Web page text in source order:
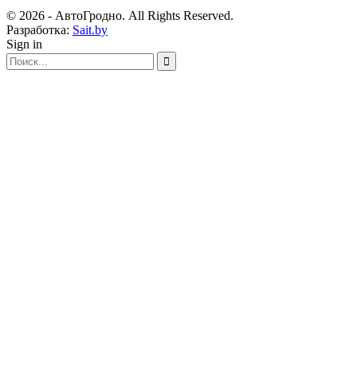
© 2026 - АвтоГродно. All Rights Reserved.
Разработка: Sait.by
Sign in